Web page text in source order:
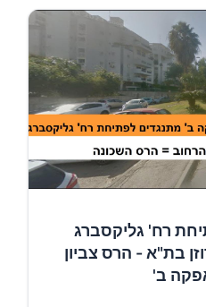
רח' גליקסברג
בת"א - הרס צביון
ב'